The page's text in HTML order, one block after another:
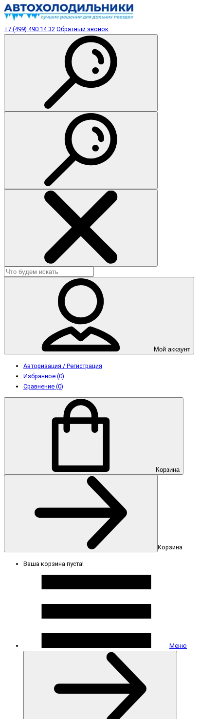
+7 (499) 490 14 32 Обратный звонок
Мой аккаунт
Авторизация / Регистрация
Избранное (0)
Сравнение (0)
Корзина
Корзина
Ваша корзина пуста!
Меню